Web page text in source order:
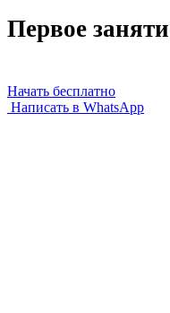
Первое
Начать бесплатно
Написать в WhatsApp